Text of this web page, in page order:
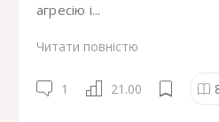
агресію і...
Читати повністю
1 21.00